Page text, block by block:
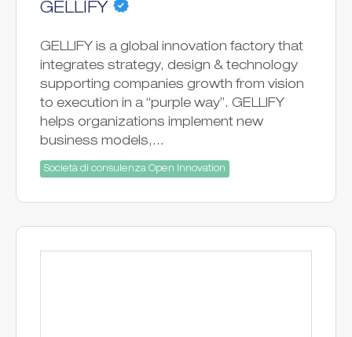
GELLIFY
GELLIFY is a global innovation factory that
integrates strategy, design & technology
supporting companies growth from vision
to execution in a “purple way”. GELLIFY
helps organizations implement new
business models,...
Società di consulenza Open Innovation